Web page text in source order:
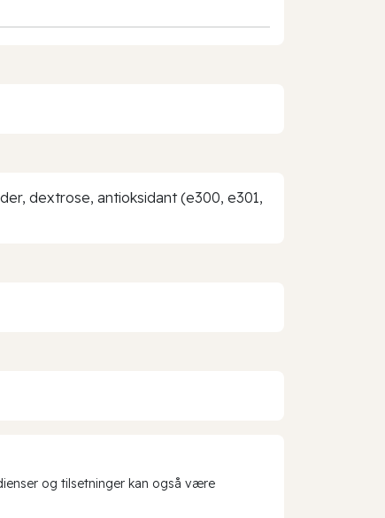
dextrose, antioksidant (e300, e301,
og tilsetninger kan også være